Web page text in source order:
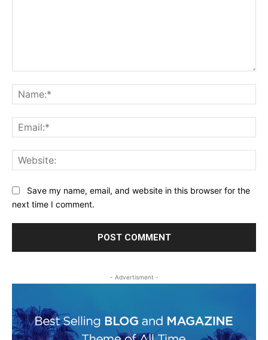
Save my name, email, and website in this browser for the
next time I comment.
- Advertisment -